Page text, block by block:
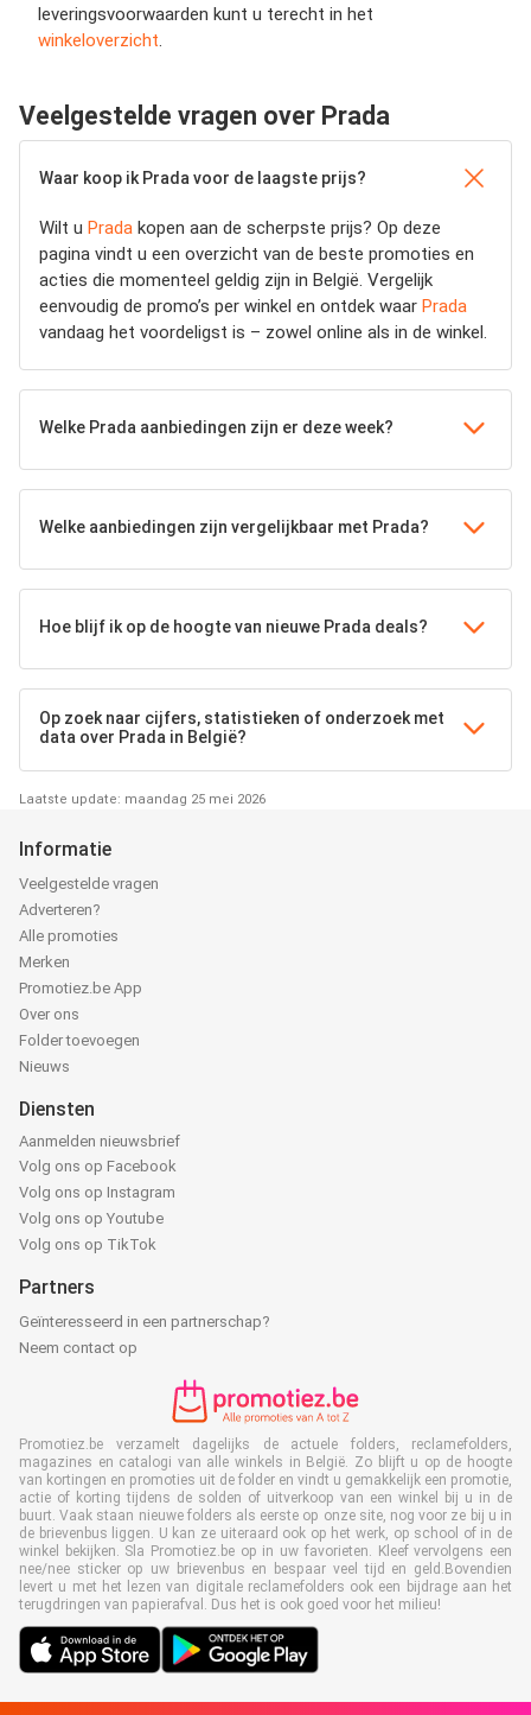
leveringsvoorwaarden kunt u terecht in het
winkeloverzicht.
Veelgestelde vragen over Prada
Waar koop ik Prada voor de laagste prijs?
Wilt u Prada kopen aan de scherpste prijs? Op deze
pagina vindt u een overzicht van de beste promoties en
acties die momenteel geldig zijn in België. Vergelijk
eenvoudig de promo’s per winkel en ontdek waar Prada
vandaag het voordeligst is – zowel online als in de winkel.
Welke Prada aanbiedingen zijn er deze week?
Welke aanbiedingen zijn vergelijkbaar met Prada?
Hoe blijf ik op de hoogte van nieuwe Prada deals?
Op zoek naar cijfers, statistieken of onderzoek met
data over Prada in België?
Laatste update: maandag 25 mei 2026
Informatie
Veelgestelde vragen
Adverteren?
Alle promoties
Merken
Promotiez.be App
Over ons
Folder toevoegen
Nieuws
Diensten
Aanmelden nieuwsbrief
Volg ons op Facebook
Volg ons op Instagram
Volg ons op Youtube
Volg ons op TikTok
Partners
Geïnteresseerd in een partnerschap?
Neem contact op
Promotiez.be verzamelt dagelijks de actuele folders, reclamefolders,
magazines en catalogi van alle winkels in België. Zo blijft u op de hoogte
van kortingen en promoties uit de folder en vindt u gemakkelijk een promotie,
actie of korting tijdens de solden of uitverkoop van een winkel bij u in de
buurt. Vaak staan nieuwe folders als eerste op onze site, nog voor ze bij u in
de brievenbus liggen. U kan ze uiteraard ook op het werk, op school of in de
winkel bekijken. Sla Promotiez.be op in uw favorieten. Kleef vervolgens een
nee/nee sticker op uw brievenbus en bespaar veel tijd en geld.Bovendien
levert u met het lezen van digitale reclamefolders ook een bijdrage aan het
terugdringen van papierafval. Dus het is ook goed voor het milieu!